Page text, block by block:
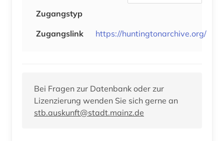
Zugangstyp
Zugangslink
https://huntingtonarchive.org/
Bei Fragen zur Datenbank oder zur
Lizenzierung wenden Sie sich gerne an
stb.auskunft@stadt.mainz.de